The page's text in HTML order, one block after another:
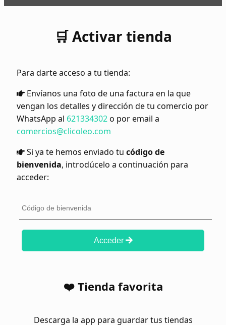
🛒 Activar tienda
Para darte acceso a tu tienda:
Envíanos una foto de una factura en la que
vengan los detalles y dirección de tu comercio por
WhatsApp al 621334302o por email a
comercios@clicoleo.com
Si ya te hemos enviado tu código de
bienvenida, introdúcelo a continuación para
acceder:
Acceder
❤️ Tienda favorita
Descarga la app para guardar tus tiendas